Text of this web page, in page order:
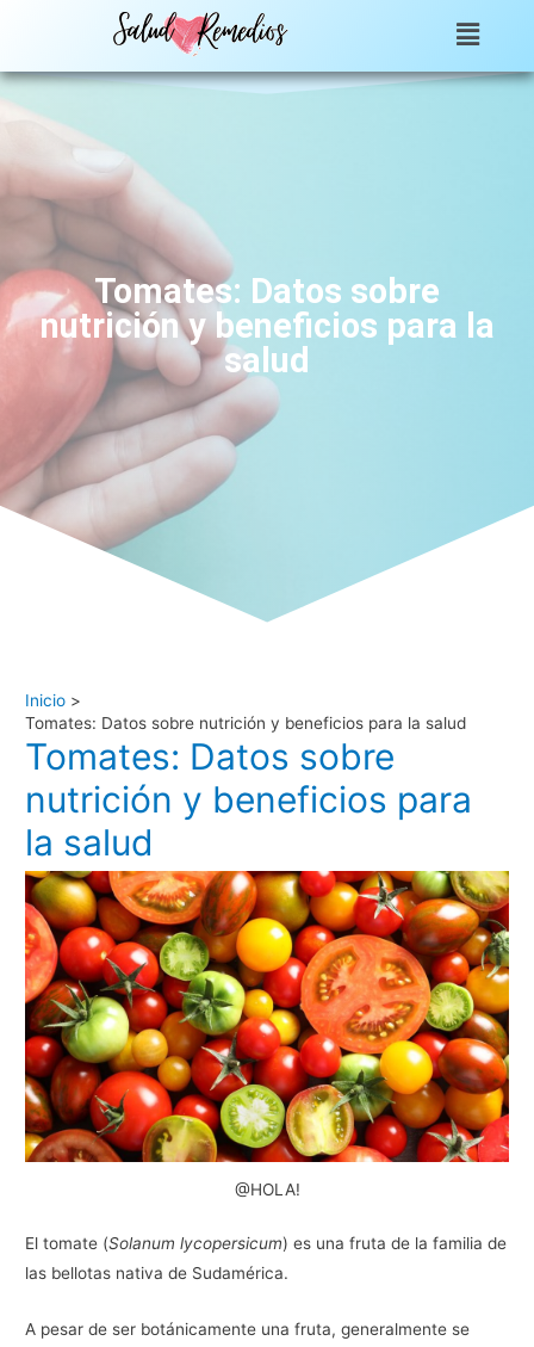
Tomates: Datos sobre
nutrición y beneficios para la
salud
Inicio
Tomates: Datos sobre nutrición y beneficios para la salud
Tomates: Datos sobre
nutrición y beneficios para
la salud
@HOLA!
El tomate (Solanum lycopersicum) es una fruta de la familia de
las bellotas nativa de Sudamérica.
A pesar de ser botánicamente una fruta, generalmente se